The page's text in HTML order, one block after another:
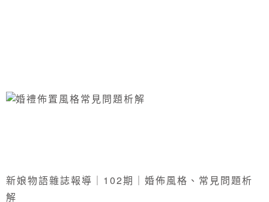
新娘物語雜誌報導｜102期｜婚佈風格、常見問題析
解